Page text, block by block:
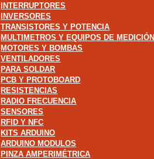
INTERRUPTORES
INVERSORES
TRANSISTORES Y POTENCIA
MULTIMETROS Y EQUIPOS DE MEDICIÓN
MOTORES Y BOMBAS
VENTILADORES
PARA SOLDAR
PCB Y PROTOBOARD
RESISTENCIAS
RADIO FRECUENCIA
SENSORES
RFID Y NFC
KITS ARDUINO
ARDUINO MODULOS
PINZA AMPERIMÉTRICA